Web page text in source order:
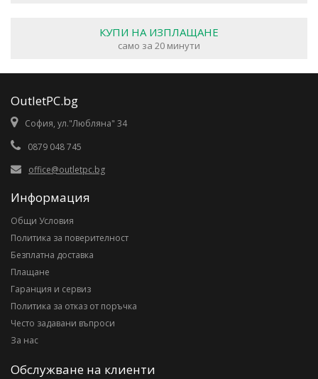
КУПИ НА ИЗПЛАЩАНЕ
само за 20 минути
OutletPC.bg
София, ул."Любляна" 34
0879 048 745
office@outletpc.bg
Информация
Общи Условия
Политика за поверителност
Безплатна доставка
Плащане
Гаранция и сервиз
Политика за отказ от поръчка
Често задавани въпроси
За нас
Обслужване на клиенти